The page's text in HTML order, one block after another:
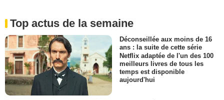
Top actus de la semaine
Déconseillée aux moins de 16
ans : la suite de cette série
Netflix adaptée de l'un des 100
meilleurs livres de tous les
temps est disponible
aujourd'hui